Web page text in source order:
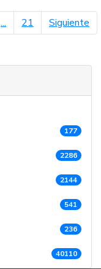
... 21 Siguiente
177
2286
2144
541
236
40110